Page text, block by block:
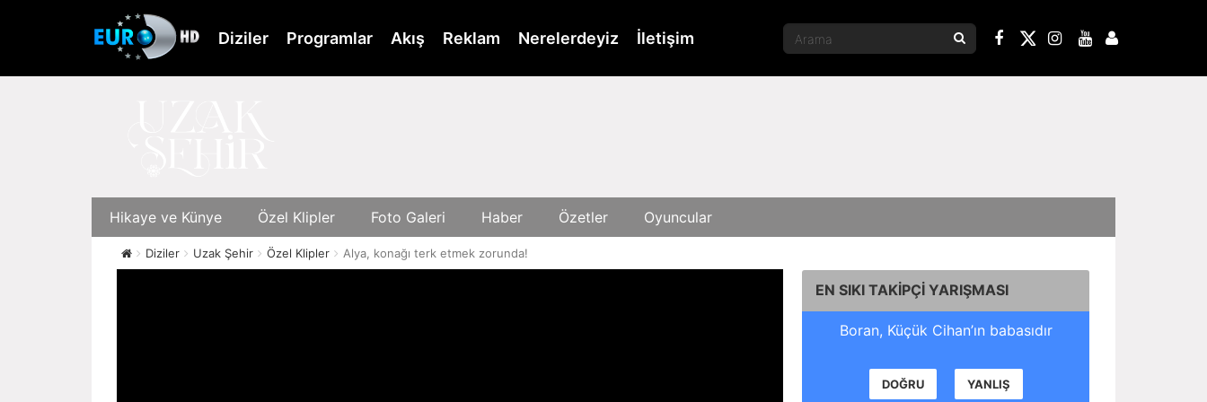
Diziler Programlar Akış Reklam Nerelerdeyiz İletişim
Hikaye ve Künye Özel Klipler Foto Galeri Haber Özetler Oyuncular
Diziler Uzak Şehir Özel Klipler Alya, konağı terk etmek zorunda!
EN SIKI TAKİPÇİ YARIŞMASI
Boran, Küçük Cihan’ın babasıdır
DOĞRU YANLIŞ